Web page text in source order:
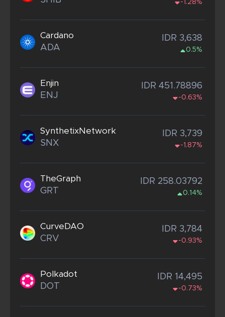
-1.28%
Cardano
ADA
IDR 3,638
0.5%
Enjin
ENJ
IDR 451.78896
-0.63%
SynthetixNetwork
SNX
IDR 3,739
-1.87%
TheGraph
GRT
IDR 258.03792
0.14%
CurveDAO
CRV
IDR 3,784
-0.93%
Polkadot
DOT
IDR 14,495
-0.73%